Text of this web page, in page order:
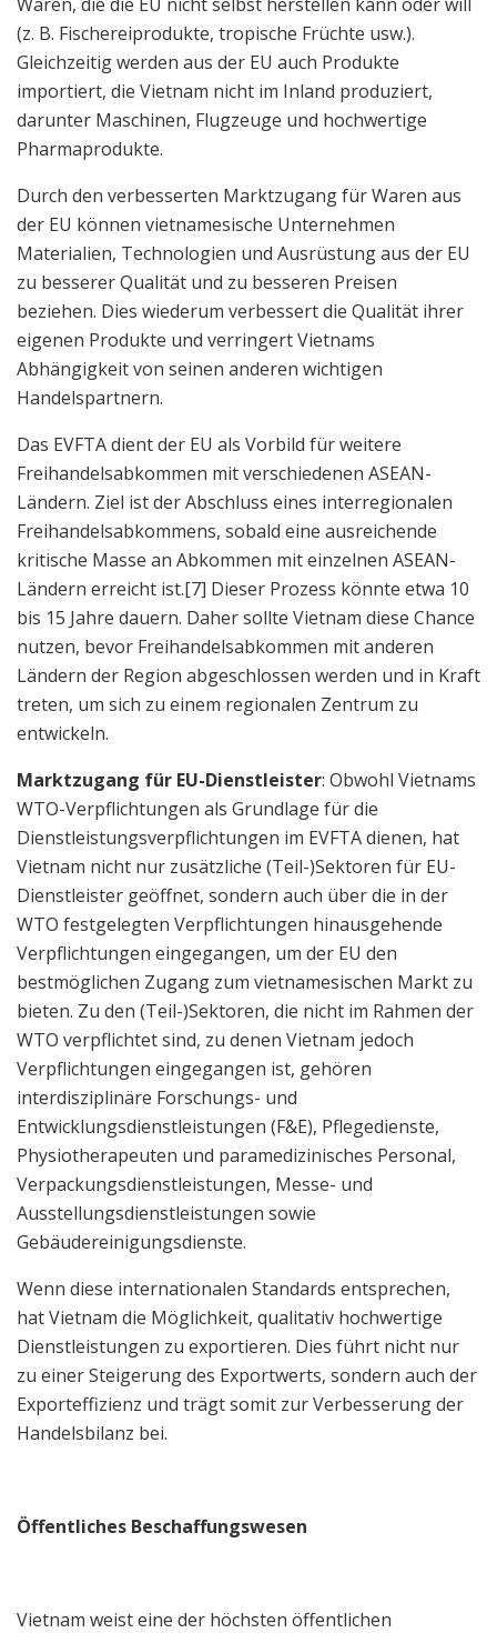
(z. B. Fischereiprodukte, tropische Früchte usw.).
Gleichzeitig werden aus der EU auch Produkte
importiert, die Vietnam nicht im Inland produziert,
darunter Maschinen, Flugzeuge und hochwertige
Pharmaprodukte.
Durch den verbesserten Marktzugang für Waren aus
der EU können vietnamesische Unternehmen
Materialien, Technologien und Ausrüstung aus der EU
zu besserer Qualität und zu besseren Preisen
beziehen. Dies wiederum verbessert die Qualität ihrer
eigenen Produkte und verringert Vietnams
Abhängigkeit von seinen anderen wichtigen
Handelspartnern.
Das EVFTA dient der EU als Vorbild für weitere
Freihandelsabkommen mit verschiedenen ASEAN-
Ländern. Ziel ist der Abschluss eines interregionalen
Freihandelsabkommens, sobald eine ausreichende
kritische Masse an Abkommen mit einzelnen ASEAN-
Ländern erreicht ist.[7] Dieser Prozess könnte etwa 10
bis 15 Jahre dauern. Daher sollte Vietnam diese Chance
nutzen, bevor Freihandelsabkommen mit anderen
Ländern der Region abgeschlossen werden und in Kraft
treten, um sich zu einem regionalen Zentrum zu
entwickeln.
Marktzugang für EU-Dienstleister: Obwohl Vietnams
WTO-Verpflichtungen als Grundlage für die
Dienstleistungsverpflichtungen im EVFTA dienen, hat
Vietnam nicht nur zusätzliche (Teil-)Sektoren für EU-
Dienstleister geöffnet, sondern auch über die in der
WTO festgelegten Verpflichtungen hinausgehende
Verpflichtungen eingegangen, um der EU den
bestmöglichen Zugang zum vietnamesischen Markt zu
bieten. Zu den (Teil-)Sektoren, die nicht im Rahmen der
WTO verpflichtet sind, zu denen Vietnam jedoch
Verpflichtungen eingegangen ist, gehören
interdisziplinäre Forschungs- und
Entwicklungsdienstleistungen (F&E), Pflegedienste,
Physiotherapeuten und paramedizinisches Personal,
Verpackungsdienstleistungen, Messe- und
Ausstellungsdienstleistungen sowie
Gebäudereinigungsdienste.
Wenn diese internationalen Standards entsprechen,
hat Vietnam die Möglichkeit, qualitativ hochwertige
Dienstleistungen zu exportieren. Dies führt nicht nur
zu einer Steigerung des Exportwerts, sondern auch der
Exporteffizienz und trägt somit zur Verbesserung der
Handelsbilanz bei.
Öffentliches Beschaffungswesen
Vietnam weist eine der höchsten öffentlichen